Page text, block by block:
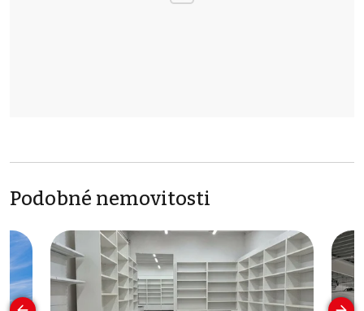
Podobné nemovitosti